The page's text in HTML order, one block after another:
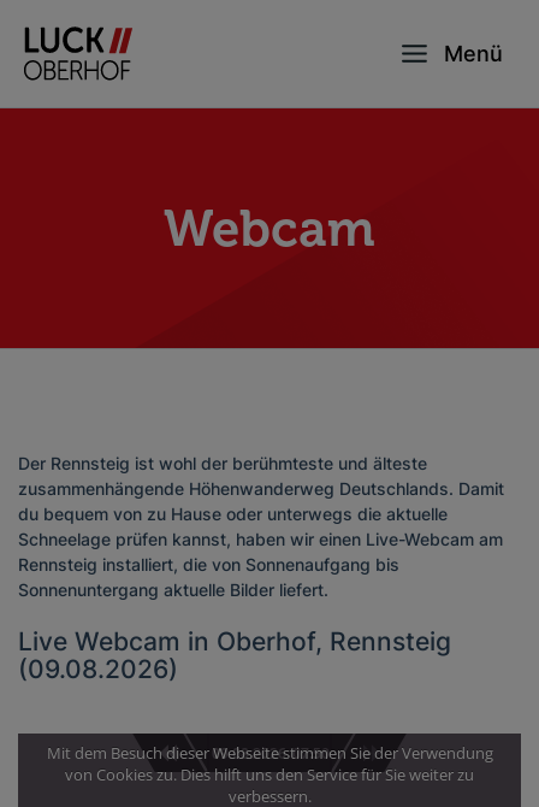
Menü
Webcam
Der Rennsteig ist wohl der berühmteste und älteste
zusammenhängende Höhenwanderweg Deutschlands. Damit
du bequem von zu Hause oder unterwegs die aktuelle
Schneelage prüfen kannst, haben wir einen Live-Webcam am
Rennsteig installiert, die von Sonnenaufgang bis
Sonnenuntergang aktuelle Bilder liefert.
Live Webcam in Oberhof, Rennsteig
(09.08.2026)